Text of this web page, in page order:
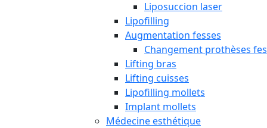
Liposuccion laser
Lipofilling
Augmentation fesses
Changement prothèses
Lifting bras
Lifting cuisses
Lipofilling mollets
Implant mollets
Médecine esthétique